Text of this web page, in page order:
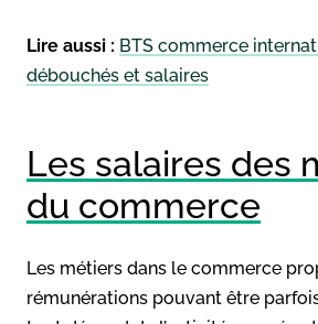
Lire aussi : BTS commerce
débouchés et salaires
Les salaires des
du commerce
Les métiers dans le commerce
rémunérations pouvant être